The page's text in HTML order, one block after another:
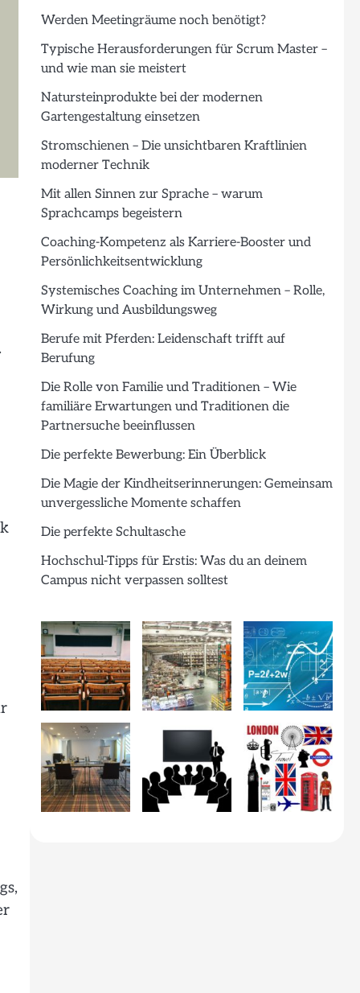
Werden Meetingräume noch benötigt?
Typische Herausforderungen für Scrum Master –
und wie man sie meistert
Natursteinprodukte bei der modernen
Gartengestaltung einsetzen
Stromschienen – Die unsichtbaren Kraftlinien
moderner Technik
Mit allen Sinnen zur Sprache – warum
Sprachcamps begeistern
Coaching-Kompetenz als Karriere-Booster und
Persönlichkeitsentwicklung
Systemisches Coaching im Unternehmen – Rolle,
Wirkung und Ausbildungsweg
Berufe mit Pferden: Leidenschaft trifft auf
Berufung
Die Rolle von Familie und Traditionen – Wie
familiäre Erwartungen und Traditionen die
Partnersuche beeinflussen
Die perfekte Bewerbung: Ein Überblick
Die Magie der Kindheitserinnerungen: Gemeinsam
unvergessliche Momente schaffen
Die perfekte Schultasche
Hochschul-Tipps für Erstis: Was du an deinem
Campus nicht verpassen solltest